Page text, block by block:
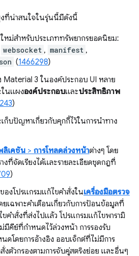
งที่น่าสนใจในรุ่นนี้มีดังนี้
หม่สำหรับประเภททรัพยากรยอดนิยม:
websocket , manifest ,
(1466298)
Material 3 ในองค์ประกอบ UI หลาย
ในแผงองค์ประกอบและประสิทธิภาพ
)
ก็บปัญหาเกี่ยวกับคุกกี้ไว้ในการนำทาง
ลิเคชัน > การโหลดล่วงหน้าต่างๆ โดย
งที่จัดเรียงได้และรายละเอียดชุดกฎที่
)
องโปรแกรมแก้ไขคำสั่งในเครื่องมือตรวจ
ยเฉพาะคำเตือนเกี่ยวกับการป้อนข้อมูลที่
คำสั่งที่ส่งไปแล้ว โปรแกรมแก้ไขพารามิ
มีคีย์ที่กำหนดไว้ล่วงหน้า การรองรับ
ดโดยการอ้างอิง ออบเจ็กต์ที่ไม่มีการ
งตัวกรองตามการจับคู่สตริงย่อย และอื่นๆ